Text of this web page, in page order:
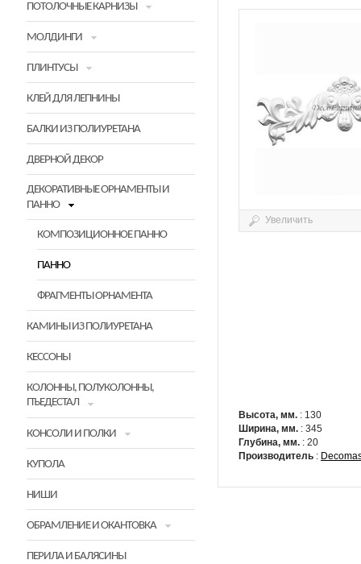
ПОТОЛОЧНЫЕ КАРНИЗЫ
МОЛДИНГИ
ПЛИНТУСЫ
КЛЕЙ ДЛЯ ЛЕПНИНЫ
БАЛКИ ИЗ ПОЛИУРЕТАНА
ДВЕРНОЙ ДЕКОР
ДЕКОРАТИВНЫЕ ОРНАМЕНТЫ И
ПАННО
КОМПОЗИЦИОННОЕ ПАННО
ПАННО
ФРАГМЕНТЫ ОРНАМЕНТА
КАМИНЫ ИЗ ПОЛИУРЕТАНА
КЕССОНЫ
КОЛОННЫ, ПОЛУКОЛОННЫ,
ПЪЕДЕСТАЛ
КОНСОЛИ И ПОЛКИ
КУПОЛА
НИШИ
ОБРАМЛЕНИЕ И ОКАНТОВКА
ПЕРИЛА И БАЛЯСИНЫ
Увеличить
Высота, мм. : 130
Ширина, мм. : 345
Глубина, мм. : 20
Производитель :